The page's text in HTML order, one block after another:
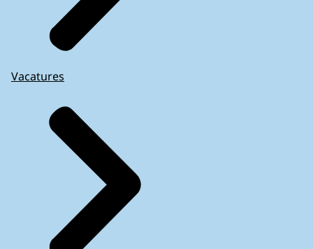
Vacatures